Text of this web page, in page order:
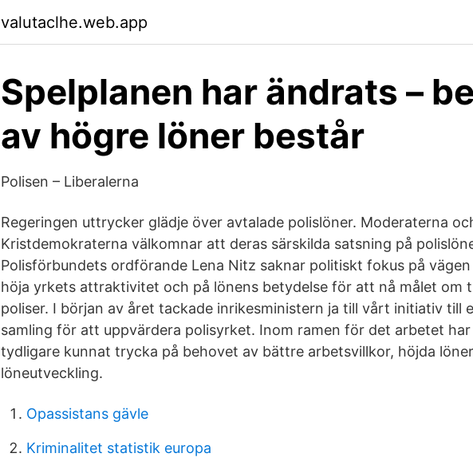
valutaclhe.web.app
Spelplanen har ändrats –
av högre löner består
Polisen – Liberalerna
Regeringen uttrycker glädje över avtalade polislöner. Moderaterna
Kristdemokraterna välkomnar att deras särskilda satsning på
Polisförbundets ordförande Lena Nitz saknar politiskt fokus på
höja yrkets attraktivitet och på lönens betydelse för att nå målet om
poliser. I början av året tackade inrikesministern ja till vårt initiativ till
samling för att uppvärdera polisyrket. Inom ramen för det arbetet har
tydligare kunnat trycka på behovet av bättre arbetsvillkor, höjda
löneutveckling.
Opassistans gävle
Kriminalitet statistik europa